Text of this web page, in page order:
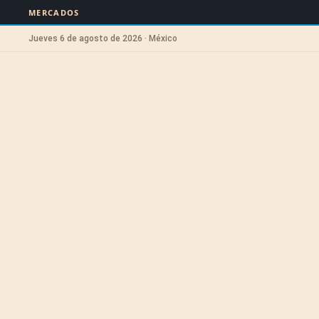
MERCADOS
Jueves 6 de agosto de 2026 · México